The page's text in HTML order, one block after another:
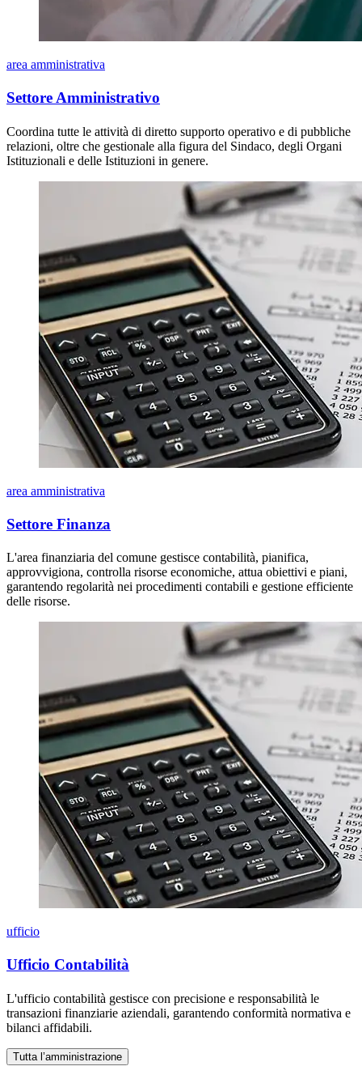
area amministrativa
Settore Amministrativo
Coordina tutte le attività di diretto supporto operativo e di pubbliche
relazioni, oltre che gestionale alla figura del Sindaco, degli Organi
Istituzionali e delle Istituzioni in genere.
area amministrativa
Settore Finanza
L'area finanziaria del comune gestisce contabilità, pianifica,
approvvigiona, controlla risorse economiche, attua obiettivi e piani,
garantendo regolarità nei procedimenti contabili e gestione efficiente
delle risorse.
ufficio
Ufficio Contabilità
L'ufficio contabilità gestisce con precisione e responsabilità le
transazioni finanziarie aziendali, garantendo conformità normativa e
bilanci affidabili.
Tutta l’amministrazione